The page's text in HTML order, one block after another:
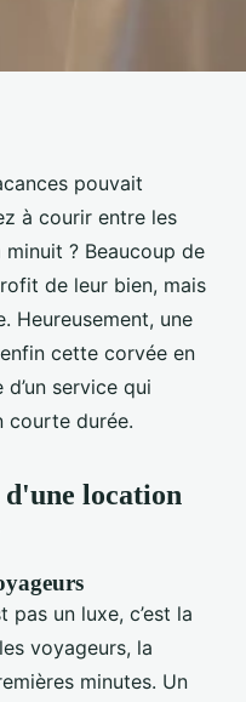
location
de lecture
pouvait
à courir entre les
? Beaucoup de
de leur bien, mais
Heureusement, une
cette corvée en
service qui
courte durée.
d'une location
pas un luxe, c’est la
voyageurs, la
minutes. Un